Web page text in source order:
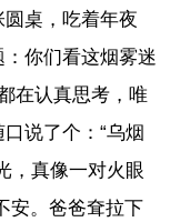
桌，吃着年夜
你们看这烟雾迷
在认真思考，唯
说了个：“乌烟
，真像一对火眼
安。爸爸耷拉下